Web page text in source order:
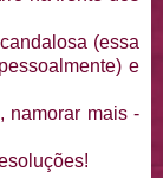
(essa
e
namorar mais -